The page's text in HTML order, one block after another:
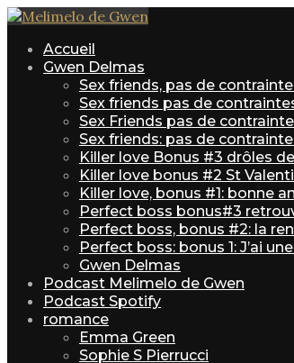
Accueil
Gwen Delmas
Sex friends, pas de
Sex friends pas de
Sex Friends pas de
Sex friends: pas de
Killer love Bonus #3 drôles
Killer love bonus #2 St
Killer love, bonus #1: bonne
Perfect boss bonus#3
Perfect boss, bonus #2: la
Perfect boss: bonus 1: J’ai
Gwen Delmas
Podcast Melimelo de Gwen
Podcast Spotify
romance
Emma Green
Sophie S Pierrucci